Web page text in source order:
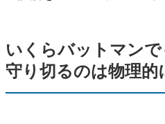
いくらバットマン
守り切るのは物理的